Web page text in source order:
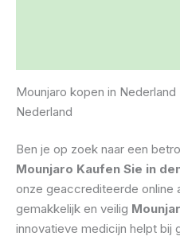
Mounjaro kopen in
Nederland
Ben je op zoek naar een
Mounjaro Kaufen Sie in
onze geaccrediteerde online
gemakkelijk en veilig
innovatieve medicijn helpt bij